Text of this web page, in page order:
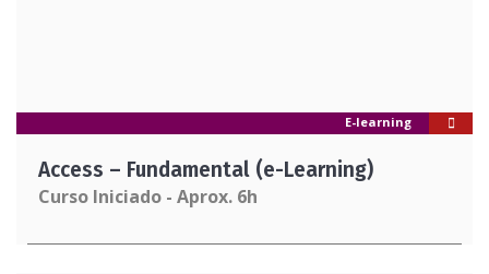
E-learning
Access – Fundamental (e-Learning)
Curso Iniciado - Aprox. 6h